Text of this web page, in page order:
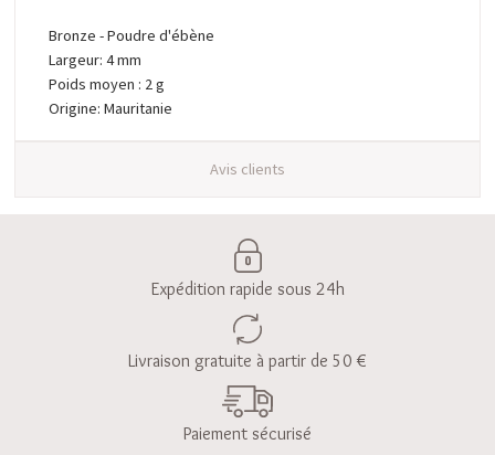
Bronze - Poudre d'ébène
Largeur: 4 mm
Poids moyen : 2 g
Origine: Mauritanie
Avis clients
Expédition rapide sous 24h
Livraison gratuite à partir de 50 €
Paiement sécurisé